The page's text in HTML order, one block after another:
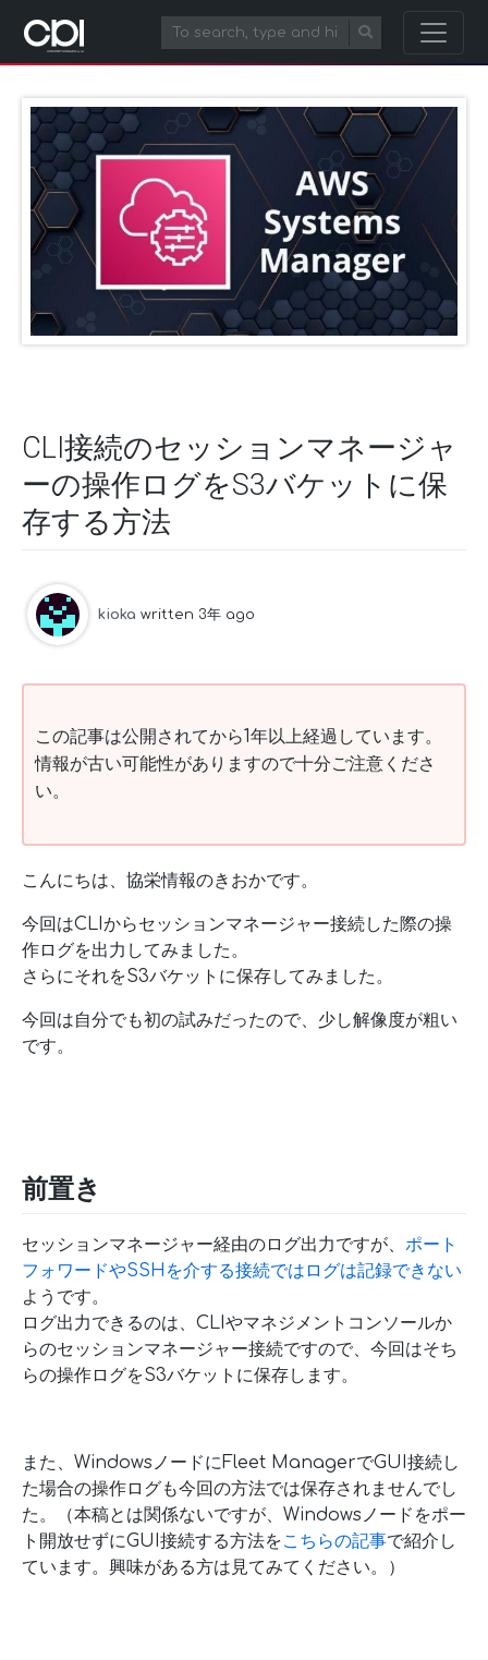
CLI接続のセッションマネージャ
ーの操作ログをS3バケットに保
存する方法
kioka written 3年 ago
この記事は公開されてから1年以上経過しています。
情報が古い可能性がありますので十分ご注意くださ
い。
こんにちは、協栄情報のきおかです。
今回はCLIからセッションマネージャー接続した際の操
作ログを出力してみました。
さらにそれをS3バケットに保存してみました。
今回は自分でも初の試みだったので、少し解像度が粗い
です。
前置き
セッションマネージャー経由のログ出力ですが、 ポート
フォワードやSSHを介する接続ではログは記録できない
ようです。
ログ出力できるのは、CLIやマネジメントコンソールか
らのセッションマネージャー接続ですので、今回はそち
らの操作ログをS3バケットに保存します。
また、WindowsノードにFleet ManagerでGUI接続し
た場合の操作ログも今回の方法では保存されませんでし
た。（本稿とは関係ないですが、Windowsノードをポー
ト開放せずにGUI接続する方法をこちらの記事で紹介し
ています。興味がある方は見てみてください。）